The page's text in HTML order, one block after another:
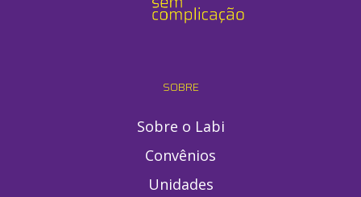
SOBRE
Sobre o Labi
Convênios
Unidades